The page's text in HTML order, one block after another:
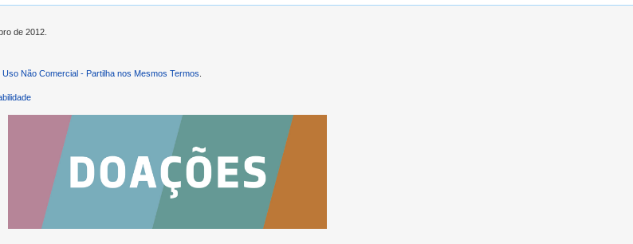
de 2012.
Não Comercial - Partilha nos Mesmos Termos